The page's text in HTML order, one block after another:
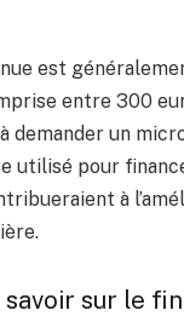
est
entre 300
demander un
utilisé pour
à
savoir sur le